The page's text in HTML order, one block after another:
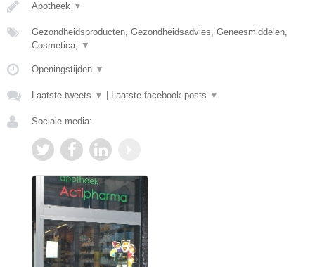
Apotheek ▼
Gezondheidsproducten, Gezondheidsadvies, Geneesmiddelen,
Cosmetica, ▼
Openingstijden ▼
Laatste tweets ▼ Laatste facebook posts ▼
Sociale media: